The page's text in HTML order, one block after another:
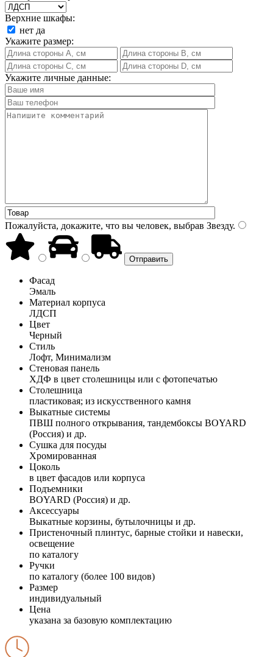
Верхние шкафы:
нет да
Укажите размер:
Укажите личные данные:
Пожалуйста, докажите, что вы человек, выбрав Звезду.
Фасад
Эмаль
Материал корпуса
ЛДСП
Цвет
Черный
Стиль
Лофт, Минимализм
Стеновая панель
ХДФ в цвет столешницы или с фотопечатью
Столешница
пластиковая; из искусственного камня
Выкатные системы
ПВШ полного открывания, тандембоксы BOYARD
(Россия) и др.
Сушка для посуды
Хромированная
Цоколь
в цвет фасадов или корпуса
Подъемники
BOYARD (Россия) и др.
Аксессуары
Выкатные корзины, бутылочницы и др.
Пристеночный плинтус, барные стойки и навески,
освещение
по каталогу
Ручки
по каталогу (более 100 видов)
Размер
индивидуальный
Цена
указана за базовую комплектацию